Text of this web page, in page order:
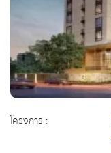
โครงการ :